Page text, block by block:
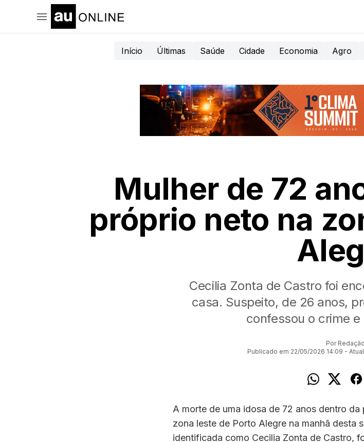
Início Últimas Saúde Cidade Economia Agro
Mulher de 72
próprio neto na
Cecilia Zonta de Castro foi
casa. Suspeito, de 26 anos,
confessou o crime
Por Redação
Publicado em 22/05/2026 14:09 -
A morte de uma idosa de 72 anos dentro
zona leste de Porto Alegre na manhã desta
identificada como Cecilia Zonta de Castro,